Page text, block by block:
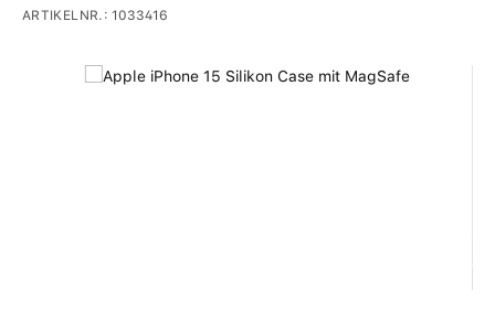
Bildergalerie überspringen
ARTIKELNR.:1033416